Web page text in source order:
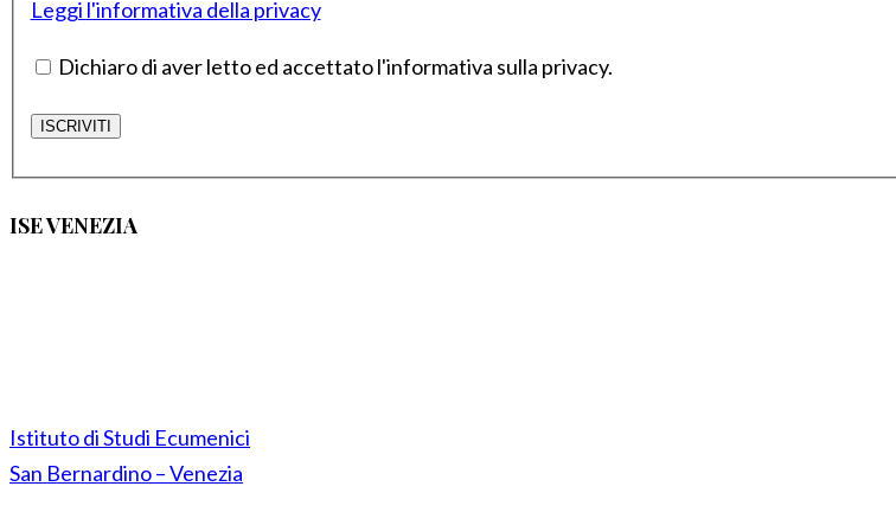
Leggi l'informativa della privacy
Dichiaro di aver letto ed accettato l'informativa sulla privacy.
ISE VENEZIA
Istituto di Studi Ecumenici
San Bernardino – Venezia